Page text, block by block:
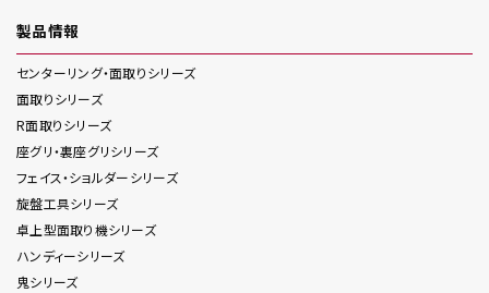
製品情報
センターリング・面取りシリーズ
面取りシリーズ
R面取りシリーズ
座グリ・裏座グリシリーズ
フェイス・ショルダーシリーズ
旋盤工具シリーズ
卓上型面取り機シリーズ
ハンディーシリーズ
鬼シリーズ